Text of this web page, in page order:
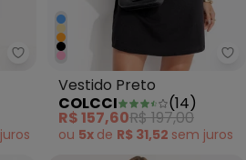
Colcci - Vestido Rosa
juros
Vestido Preto
COLCCI
(14)
R$ 157,60R$ 197,00
ou 5x de R$ 31,52 sem juros